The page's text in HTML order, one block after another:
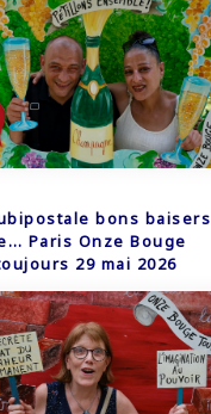
bons baisers
Paris Onze Bouge
29 mai 2026